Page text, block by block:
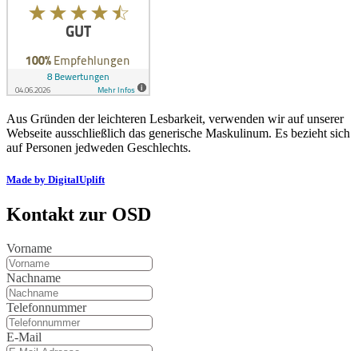
Aus Gründen der leichteren Lesbarkeit, verwenden wir auf unserer
Webseite ausschließlich das generische Maskulinum. Es bezieht sich
auf Personen jedweden Geschlechts.
Made by DigitalUplift
Kontakt zur OSD
Vorname
Nachname
Telefonnummer
E-Mail